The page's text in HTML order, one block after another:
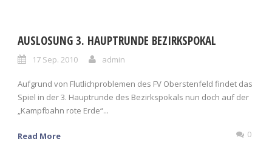
AUSLOSUNG 3. HAUPTRUNDE BEZIRKSPOKAL
17 Sep. 2010 admin
Aufgrund von Flutlichproblemen des FV Oberstenfeld findet das
Spiel in der 3. Hauptrunde des Bezirkspokals nun doch auf der
„Kampfbahn rote Erde“...
Read More 0